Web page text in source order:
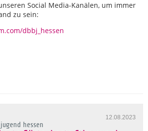
Social Media-Kanälen, um immer
zu sein:
dbbj_hessen
12.08.2023
hessen